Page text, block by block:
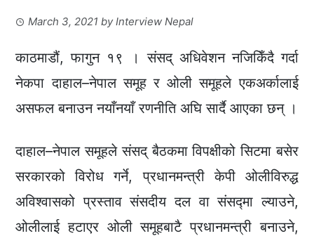
March 3, 2021 byInterview Nepal
काठमाडौं, फागुन १९ । संसद् अधिवेशन नजिकिँदै गर्दा
नेकपा दाहाल–नेपाल समूह र ओली समूहले एकअर्कालाई
असफल बनाउन नयाँनयाँ रणनीति अघि सार्दै आएका छन् ।
दाहाल–नेपाल समूहले संसद् बैठकमा विपक्षीको सिटमा बसेर
सरकारको विरोध गर्ने, प्रधानमन्त्री केपी ओलीविरुद्ध
अविश्वासको प्रस्ताव संसदीय दल वा संसद्मा ल्याउने,
ओलीलाई हटाएर ओली समूहबाटै प्रधानमन्त्री बनाउने,